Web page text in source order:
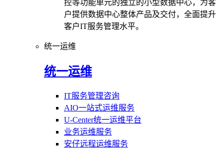
控等功能单元的独立的小型数据中心，为客
户提供数据中心整体产品及交付，全面提升
客户IT服务管理水平。
统一运维
统一运维
IT服务管理咨询
AIO一站式运维服务
U-Center统一运维平台
业务运维服务
安仔远程运维服务